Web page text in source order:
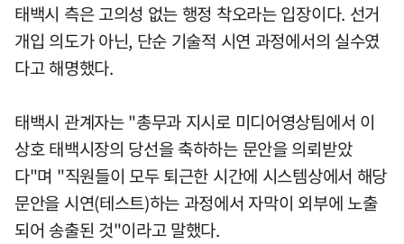
태백시 측은 고의성 없는 행정 착오라는 입장이다. 선거
개입 의도가 아닌, 단순 기술적 시연 과정에서의 실수였
다고 해명했다.
태백시 관계자는 "총무과 지시로 미디어영상팀에서 이
상호 태백시장의 당선을 축하하는 문안을 의뢰받았
다"며 "직원들이 모두 퇴근한 시간에 시스템상에서 해당
문안을 시연(테스트)하는 과정에서 자막이 외부에 노출
되어 송출된 것"이라고 말했다.